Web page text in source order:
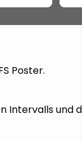
Poster.
Intervalls und